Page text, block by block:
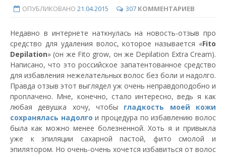
ОПУБЛИКОВАНО 21.04.2015 307 КОММЕНТАРИЕВ
Недавно в интернете наткнулась на новость-отзыв про
средство для удаления волос, которое называется «Fito
Depilation» (он же Fito grow, он же Depilation Extra Cream).
Написано, что это российское запатентованное средство
для избавления нежелательных волос без боли и надолго.
Правда отзыв этот выглядел уж очень неправдоподобно и
проплачено. Мне, конечно, стало интересно, ведь я как
любая девушка хочу, чтобы гладкость моей кожи
сохранялась надолго и процедура по избавлению волос
была как можно менее болезненной. Хоть я и привыкла
уже к эпиляции сахарной пастой, фито смолой и
эпилятором. Но очень-очень хочется избавиться от волос